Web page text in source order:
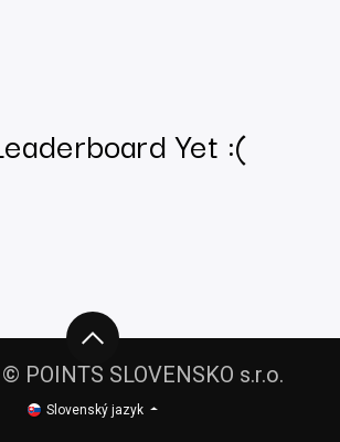
Yet :(
POINTS SLOVENSKO s.r.o.
Slovenský jazyk